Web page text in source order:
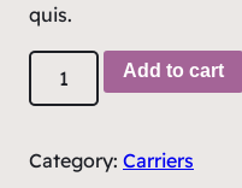
quis.
Add to cart
Category: Carriers